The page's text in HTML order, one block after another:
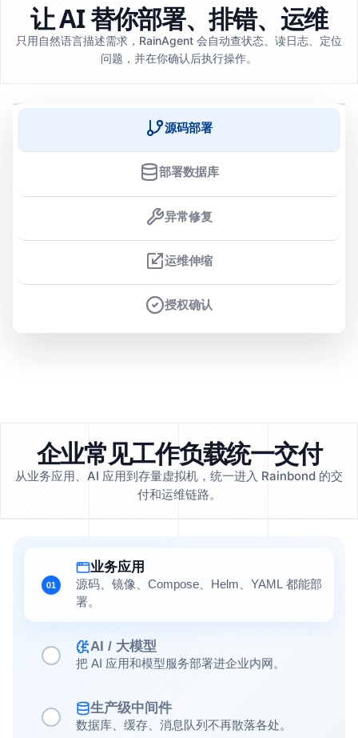
让 AI 替你部署、排错、运维
只用自然语言描述需求，RainAgent 会自动查状态、读日志、定位
问题，并在你确认后执行操作。
源码部署
部署数据库
异常修复
运维伸缩
授权确认
企业常见工作负载统一交付
从业务应用、AI 应用到存量虚拟机，统一进入 Rainbond 的交
付和运维链路。
01
业务应用
源码、镜像、Compose、Helm、YAML 都能部
署。
AI / 大模型
把 AI 应用和模型服务部署进企业内网。
生产级中间件
数据库、缓存、消息队列不再散落各处。